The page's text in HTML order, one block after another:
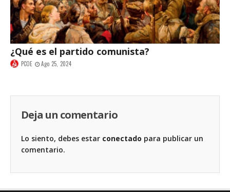
¿Qué es el partido comunista?
PCOE Ago 25, 2024
Deja un comentario
Lo siento, debes estar conectado para publicar un
comentario.